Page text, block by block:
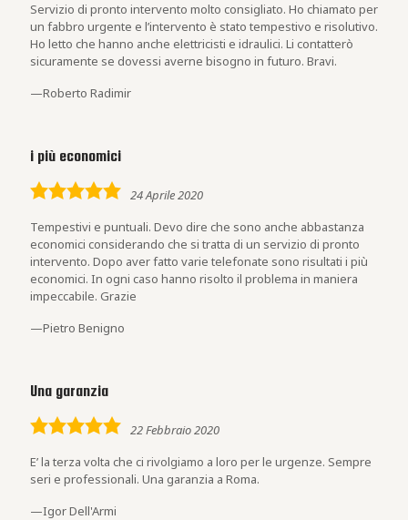
Servizio di pronto intervento molto consigliato. Ho chiamato per
un fabbro urgente e l’intervento è stato tempestivo e risolutivo.
Ho letto che hanno anche elettricisti e idraulici. Li contatterò
sicuramente se dovessi averne bisogno in futuro. Bravi.
Roberto Radimir
i più economici
5,0
24 Aprile 2020
Tempestivi e puntuali. Devo dire che sono anche abbastanza
economici considerando che si tratta di un servizio di pronto
intervento. Dopo aver fatto varie telefonate sono risultati i più
economici. In ogni caso hanno risolto il problema in maniera
impeccabile. Grazie
Pietro Benigno
Una garanzia
5,0
22 Febbraio 2020
E’ la terza volta che ci rivolgiamo a loro per le urgenze. Sempre
seri e professionali. Una garanzia a Roma.
Igor Dell'Armi